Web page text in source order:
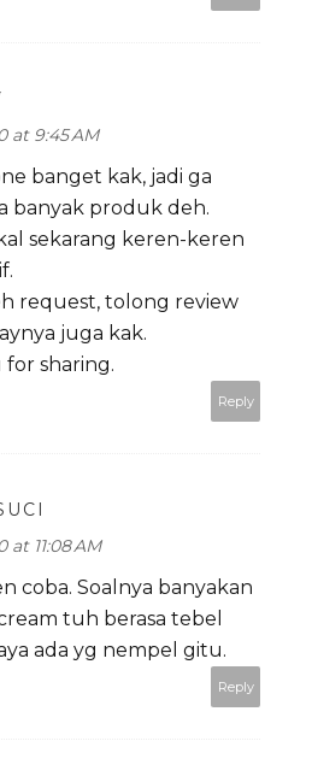
at 9:45 AM
banget kak, jadi ga
banyak produk deh.
sekarang keren-keren
request, tolong review
juga kak.
for sharing.
Reply
at 11:08 AM
coba. Soalnya banyakan
tuh berasa tebel
ada yg nempel gitu.
Reply